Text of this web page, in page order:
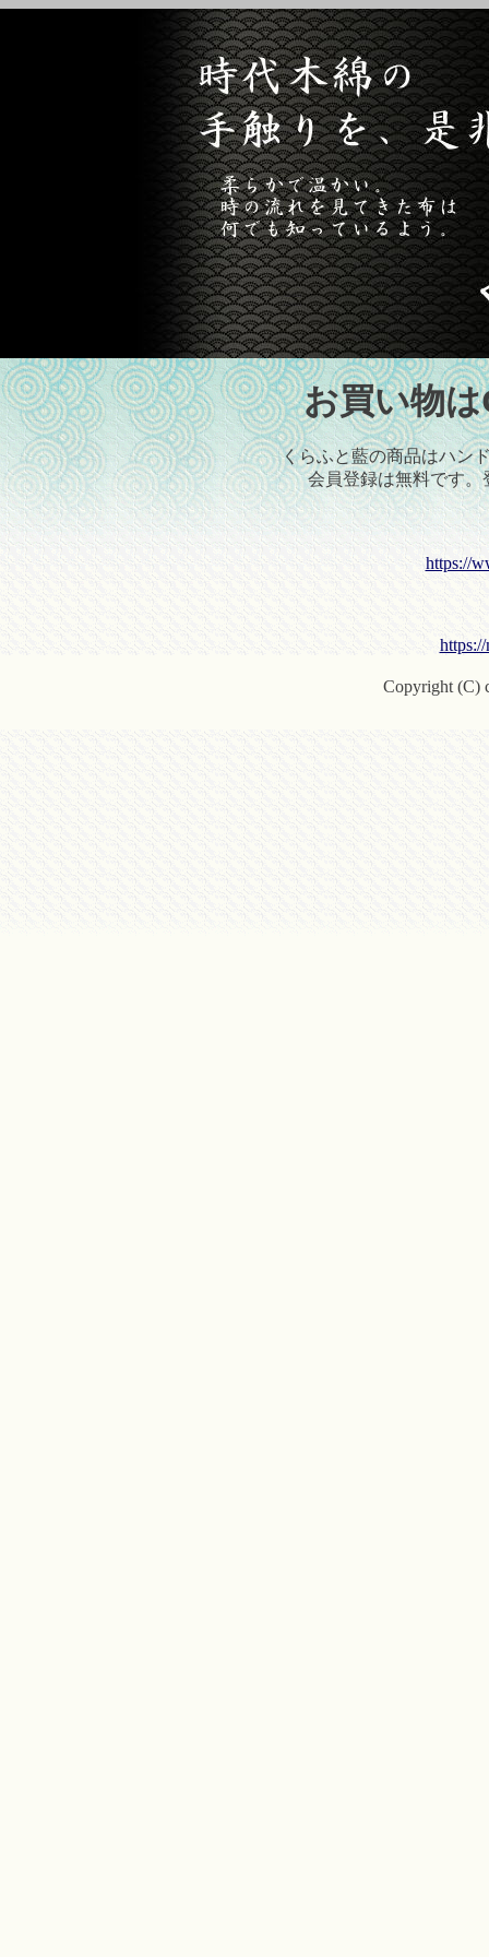
お買い物は
くらふと藍の商品はハン
会員登録は無料です
https://
Copyright (C)